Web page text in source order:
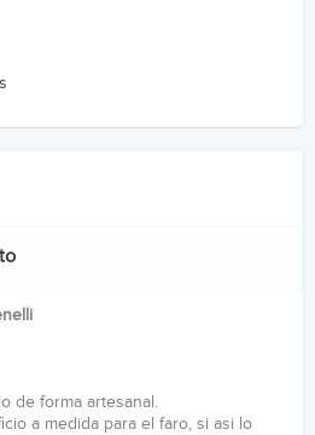
de forma artesanal.
a medida para el faro, si asi lo